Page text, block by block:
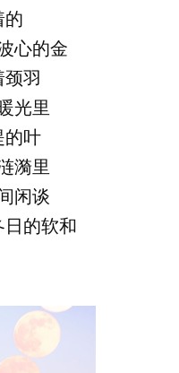
的
心的金
颈羽
光里
的叶
漪里
闲谈
的软和